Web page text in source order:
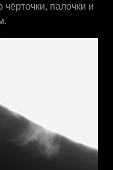
чёрточки, палочки и